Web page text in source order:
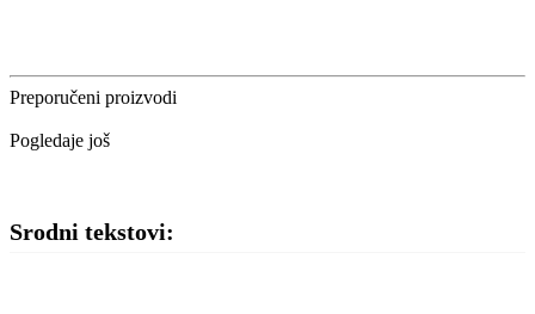
Preporučeni proizvodi
Pogledaje još
Srodni tekstovi: